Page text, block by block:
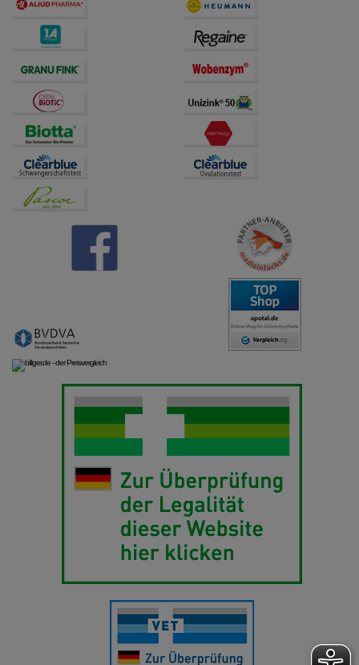
Statistik & Tracking:
Hierüber lassen sich
Informationen über die Art und Weise der Nutzung
unserer Website sammeln, mit deren Hilfe wir unsere
Website weiter für Sie optimieren können, den Inhalt
auf unserer Website aber auch die Werbung auf
Drittseiten möglichst relevant für Sie zu gestalten.
Bitte beachten Sie, dass Daten hierfür teilweise an
Dritte wie z.B. Google oder soziale Medien
übertragen werden.